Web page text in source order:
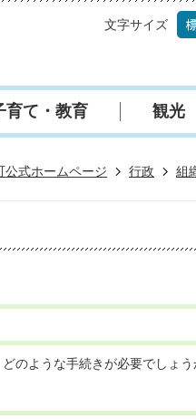
文字サイズ
育て・教育 観光
公式ホームページ 行政 組
のような手続きが必要でしょ